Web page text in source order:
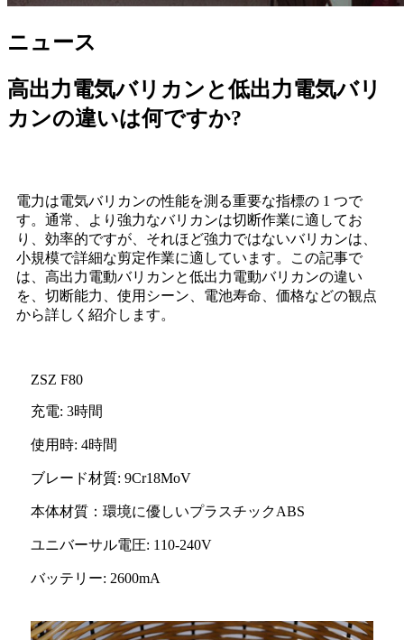
ニュース
高出力電気バリカンと低出力電気バリ
カンの違いは何ですか?
電力は電気バリカンの性能を測る重要な指標の 1 つで
す。通常、より強力なバリカンは切断作業に適してお
り、効率的ですが、それほど強力ではないバリカンは、
小規模で詳細な剪定作業に適しています。この記事で
は、高出力電動バリカンと低出力電動バリカンの違い
を、切断能力、使用シーン、電池寿命、価格などの観点
から詳しく紹介します。
ZSZ F80
充電: 3時間
使用時: 4時間
ブレード材質: 9Cr18MoV
本体材質：環境に優しいプラスチックABS
ユニバーサル電圧: 110-240V
バッテリー: 2600mA